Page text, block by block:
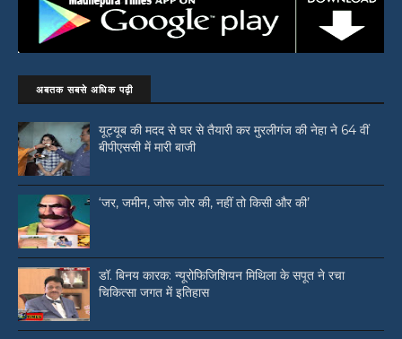
अबतक सबसे अधिक पढ़ी
यूट्यूब की मदद से घर से तैयारी कर मुरलीगंज की नेहा ने 64 वीं
बीपीएससी में मारी बाजी
‘जर, जमीन, जोरू जोर की, नहीं तो किसी और की’
डॉ. बिनय कारक: न्यूरोफिजिशियन मिथिला के सपूत ने रचा
चिकित्सा जगत में इतिहास